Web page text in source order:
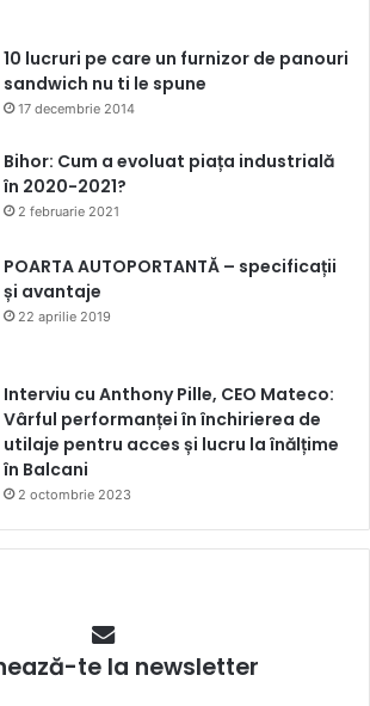
10 lucruri pe care un furnizor de panouri
sandwich nu ti le spune
17 decembrie 2014
Bihor: Cum a evoluat piața industrială
în 2020-2021?
2 februarie 2021
POARTA AUTOPORTANTĂ – specificații
și avantaje
22 aprilie 2019
Interviu cu Anthony Pille, CEO Mateco:
Vârful performanței în închirierea de
utilaje pentru acces și lucru la înălțime
în Balcani
2 octombrie 2023
te la newsletter